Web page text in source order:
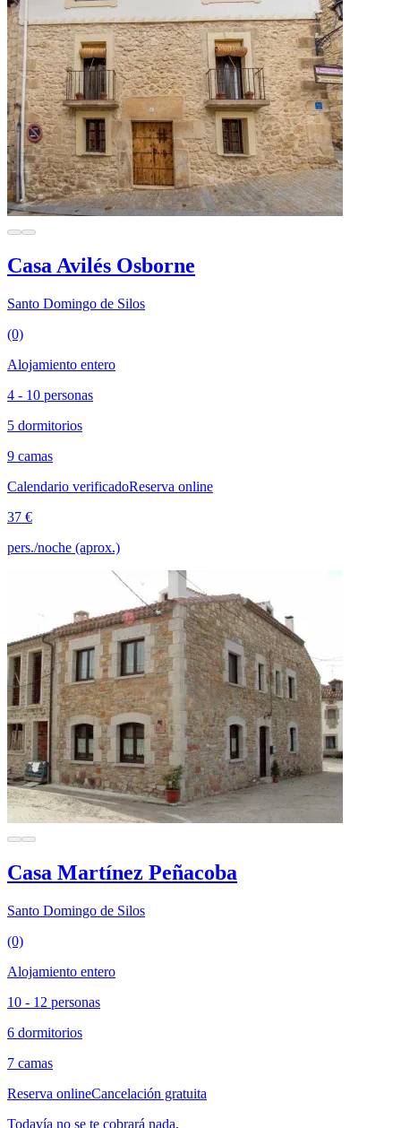
Casa Avilés Osborne
Santo Domingo de Silos
(0)
Alojamiento entero
4 - 10 personas
5 dormitorios
9 camas
Calendario verificadoReserva online
37 €
pers./noche (aprox.)
Casa Martínez Peñacoba
Santo Domingo de Silos
(0)
Alojamiento entero
10 - 12 personas
6 dormitorios
7 camas
Reserva onlineCancelación gratuita
Todavía no se te cobrará nada.